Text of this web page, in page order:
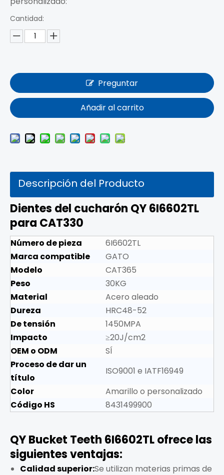
Cantidad:
Preguntar
Añadir al carrito
Descripción del Producto
Dientes del cucharón QY 6I6602TL
para CAT330
Número de pieza
6I6602TL
Marca compatible
GATO
Modelo
CAT365
Peso
30KG
Material
Acero aleado
Dureza
HRC48-52
De tensión
1450MPA
Impacto
≥20J/cm2
OEM o ODM
SÍ
Proceso de dar un
título
ISO9001 e IATF16949
Color
Amarillo o personalizado
Código HS
8431499900
QY Bucket Teeth 6I6602TL ofrece las
siguientes ventajas:
Calidad superior:Se utilizan materias primas de